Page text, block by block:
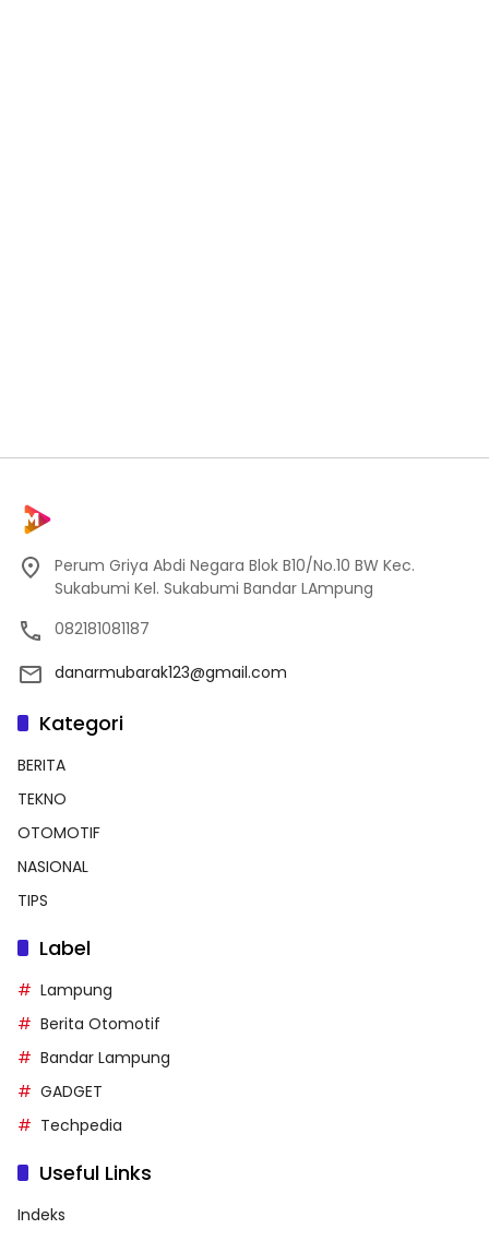
Perum Griya Abdi Negara Blok B10/No.10 BW Kec.
Sukabumi Kel. Sukabumi Bandar LAmpung
082181081187
danarmubarak123@gmail.com
Kategori
BERITA
TEKNO
OTOMOTIF
NASIONAL
TIPS
Label
Lampung
Berita Otomotif
Bandar Lampung
GADGET
Techpedia
Useful Links
Indeks